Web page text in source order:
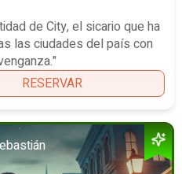
de City, el sicario que ha
las ciudades del país con
RESERVAR